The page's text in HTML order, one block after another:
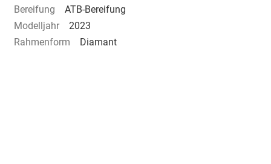
Bereifung
ATB-Bereifung
Modelljahr
2023
Rahmenform
Diamant